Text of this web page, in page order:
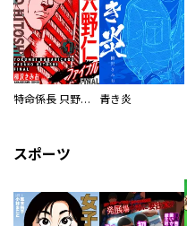
特命係長 只野仁ファイナル 愛蔵版 青き炎
スポーツ